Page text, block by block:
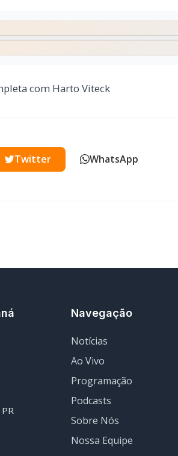
com Harto Viteck
Twitter WhatsApp
Navegação
Notícias
Ao Vivo
Programação
Podcasts
Sobre Nós
Nossa Equipe